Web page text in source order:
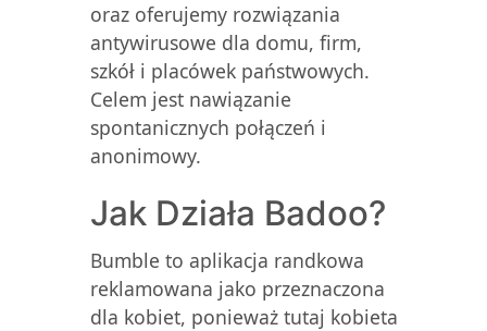
oraz oferujemy rozwiązania
antywirusowe dla domu, firm,
szkół i placówek państwowych.
Celem jest nawiązanie
spontanicznych połączeń i
anonimowy.
Jak Działa Badoo?
Bumble to aplikacja randkowa
reklamowana jako przeznaczona
dla kobiet, ponieważ tutaj kobieta